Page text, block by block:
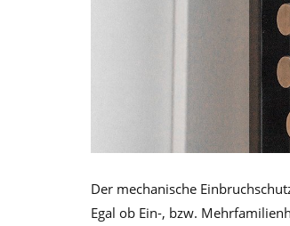
Der mechanische
Egal ob Ein-, bzw.